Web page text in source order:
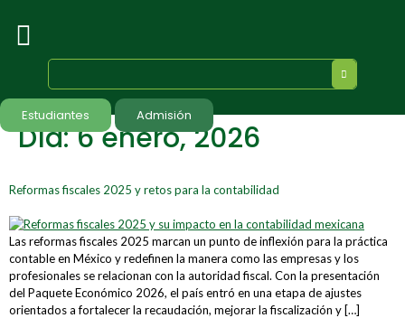
Estudiantes Admisión
Día:6 enero, 2026
Reformas fiscales 2025 y retos para la contabilidad
Las reformas fiscales 2025 marcan un punto de inflexión para la práctica
contable en México y redefinen la manera como las empresas y los
profesionales se relacionan con la autoridad fiscal. Con la presentación
del Paquete Económico 2026, el país entró en una etapa de ajustes
orientados a fortalecer la recaudación, mejorar la fiscalización y […]